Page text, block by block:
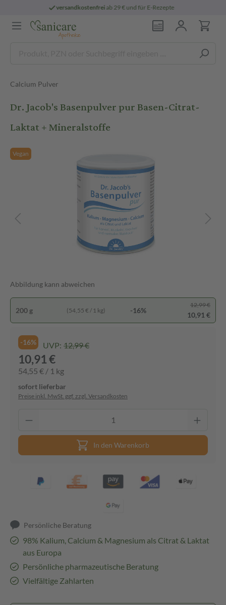
ab 29 € und für E-Rezepte
Calcium Pulver
Dr. Jacob's Basenpulver pur Basen-Citrat-
Laktat + Mineralstoffe
Vegan
Abbildung kann abweichen
200 g (54,55 € / 1 kg) -16%
12,99 €
10,91 €
-16% UVP: 12,99 €
10,91 €
54,55 € / 1 kg
sofort lieferbar
Preise inkl. MwSt. ggf. zzgl. Versandkosten
In den Warenkorb
Persönliche Beratung
98% Kalium, Calcium & Magnesium als Citrat & Laktat
aus Europa
Persönliche pharmazeutische Beratung
Vielfältige Zahlarten